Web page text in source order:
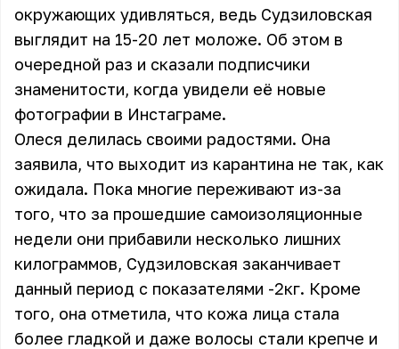
окружающих удивляться, ведь Судзиловская
выглядит на 15-20 лет моложе. Об этом в
очередной раз и сказали подписчики
знаменитости, когда увидели её новые
фотографии в Инстаграме.
Олеся делилась своими радостями. Она
заявила, что выходит из карантина не так, как
ожидала. Пока многие переживают из-за
того, что за прошедшие самоизоляционные
недели они прибавили несколько лишних
килограммов, Судзиловская заканчивает
данный период с показателями -2кг. Кроме
того, она отметила, что кожа лица стала
более гладкой и даже волосы стали крепче и